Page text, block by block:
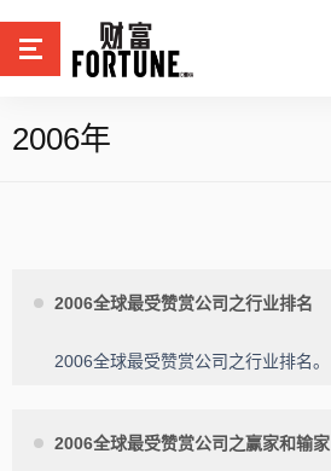
2006年
2006全球最受赞赏公司之行业排名
2006全球最受赞赏公司之行业排名。
2006全球最受赞赏公司之赢家和输家